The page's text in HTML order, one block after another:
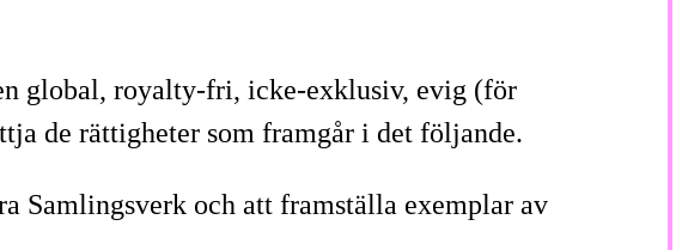
global, royalty-fri, icke-exklusiv, evig (för
de rättigheter som framgår i det följande.
Samlingsverk och att framställa exemplar av